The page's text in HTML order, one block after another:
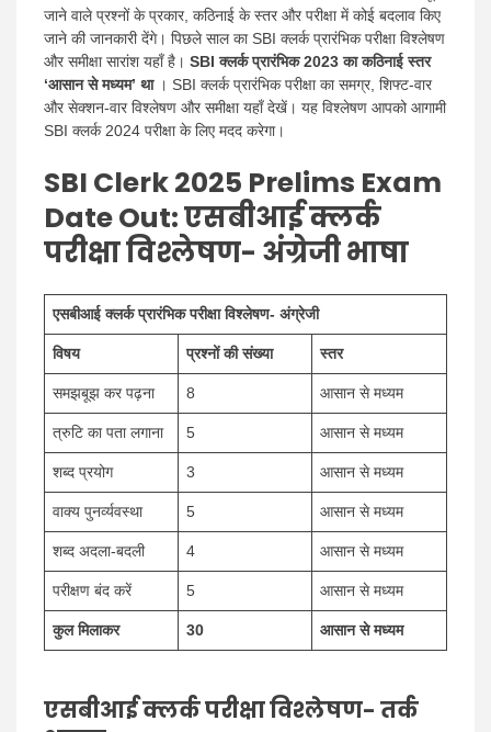
जाने वाले प्रश्नों के प्रकार, कठिनाई के स्तर और परीक्षा में कोई बदलाव किए
जाने की जानकारी देंगे। पिछले साल का SBI क्लर्क प्रारंभिक परीक्षा विश्लेषण
और समीक्षा सारांश यहाँ है। SBI क्लर्क प्रारंभिक 2023 का कठिनाई स्तर
‘आसान से मध्यम’ था। SBI क्लर्क प्रारंभिक परीक्षा का समग्र, शिफ्ट-वार
और सेक्शन-वार विश्लेषण और समीक्षा यहाँ देखें। यह विश्लेषण आपको आगामी
SBI क्लर्क 2024 परीक्षा के लिए मदद करेगा।
SBI Clerk 2025 Prelims Exam
Date Out: एसबीआई क्लर्क
परीक्षा विश्लेषण- अंग्रेजी भाषा
एसबीआई क्लर्क प्रारंभिक परीक्षा विश्लेषण- अंग्रेजी
विषय प्रश्नों की संख्या स्तर
समझबूझ कर पढ़ना 8 आसान से मध्यम
त्रुटि का पता लगाना 5 आसान से मध्यम
शब्द प्रयोग 3 आसान से मध्यम
वाक्य पुनर्व्यवस्था 5 आसान से मध्यम
शब्द अदला-बदली 4 आसान से मध्यम
परीक्षण बंद करें 5 आसान से मध्यम
कुल मिलाकर 30 आसान से मध्यम
एसबीआई क्लर्क परीक्षा विश्लेषण- तर्क